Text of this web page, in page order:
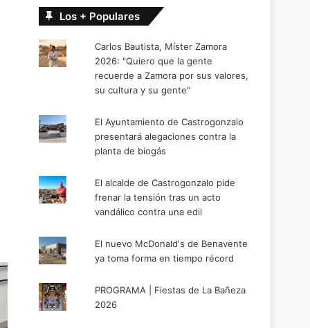
Los + Populares
Carlos Bautista, Míster Zamora
2026: "Quiero que la gente
recuerde a Zamora por sus valores,
su cultura y su gente"
El Ayuntamiento de Castrogonzalo
presentará alegaciones contra la
planta de biogás
El alcalde de Castrogonzalo pide
frenar la tensión tras un acto
vandálico contra una edil
El nuevo McDonald's de Benavente
ya toma forma en tiempo récord
PROGRAMA | Fiestas de La Bañeza
2026